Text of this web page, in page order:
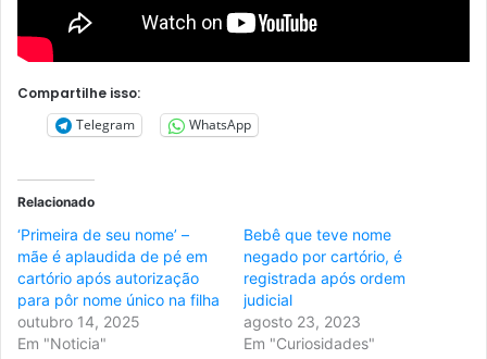
Compartilhe isso:
Telegram
WhatsApp
Relacionado
‘Primeira de seu nome’ –
mãe é aplaudida de pé em
cartório após autorização
para pôr nome único na filha
outubro 14, 2025
Em "Noticia"
Bebê que teve nome
negado por cartório, é
registrada após ordem
judicial
agosto 23, 2023
Em "Curiosidades"